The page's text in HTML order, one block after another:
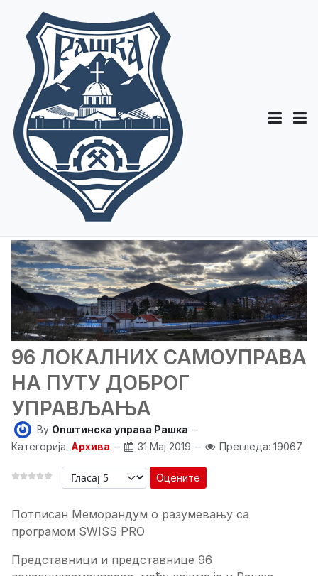
96 ЛОКАЛНИХ САМОУПРАВА
НА ПУТУ ДОБРОГ
УПРАВЉАЊА
By Општинска управа Рашка
Категорија: Архива 31 Мај 2019 Прегледа: 19067
Оцените
Потписан Меморандум о разумевању са
програмом SWISS PRO
Представници и представнице 96